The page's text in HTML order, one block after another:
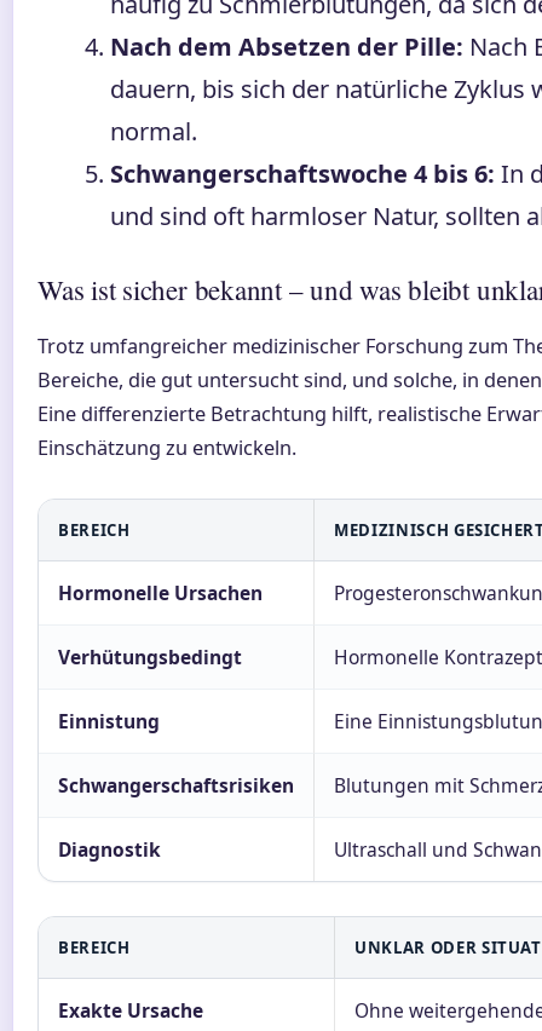
Nach dem Absetzen der Pille: Nach
dauern, bis sich der natürliche
normal.
Schwangerschaftswoche 4 bis 6: In
und sind oft harmloser Natur, sollten
Was ist sicher bekannt – und was bleibt
Trotz umfangreicher medizinischer Forschung zum
Bereiche, die gut untersucht sind, und solche, in
Eine differenzierte Betrachtung hilft, realistische
Einschätzung zu entwickeln.
BEREICH MEDIZINISCH
Hormonelle Ursachen
Verhütungsbedingt Hormonelle
Einnistung Eine
Schwangerschaftsrisiken Blutungen mit
Diagnostik Ultraschall und
BEREICH UNKLAR ODER
Exakte Ursache Ohne